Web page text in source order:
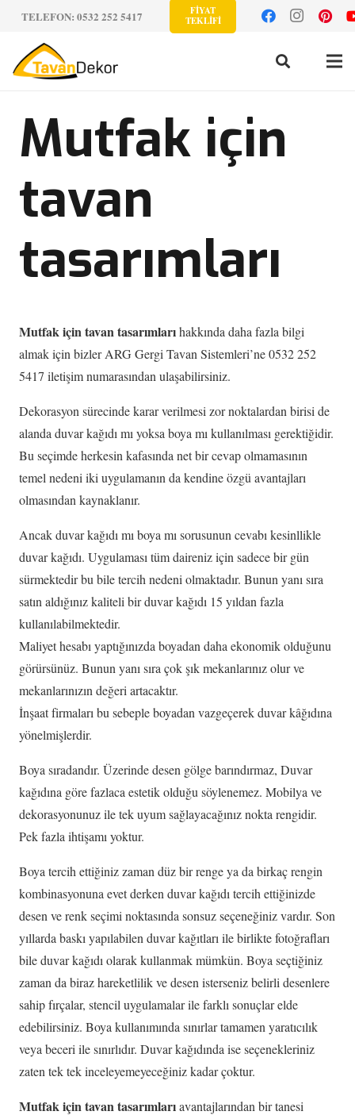
TELEFON: 0532 252 5417
FİYAT
TEKLİFİ
Mutfak için
tavan
tasarımları
Mutfak için tavan tasarımlarıhakkında daha fazla bilgi
almak için bizler ARG Gergi Tavan Sistemleri’ne 0532 252
5417 iletişim numarasından ulaşabilirsiniz.
Dekorasyon sürecinde karar verilmesi zor noktalardan birisi de
alanda duvar kağıdı mı yoksa boya mı kullanılması gerektiğidir.
Bu seçimde herkesin kafasında net bir cevap olmamasının
temel nedeni iki uygulamanın da kendine özgü avantajları
olmasından kaynaklanır.
Ancak duvar kağıdı mı boya mı sorusunun cevabı kesinllikle
duvar kağıdı. Uygulaması tüm daireniz için sadece bir gün
sürmektedir bu bile tercih nedeni olmaktadır. Bunun yanı sıra
satın aldığınız kaliteli bir duvar kağıdı 15 yıldan fazla
kullanılabilmektedir.
Maliyet hesabı yaptığınızda boyadan daha ekonomik olduğunu
görürsünüz. Bunun yanı sıra çok şık mekanlarınız olur ve
mekanlarınızın değeri artacaktır.
İnşaat firmaları bu sebeple boyadan vazgeçerek duvar kâğıdına
yönelmişlerdir.
Boya sıradandır. Üzerinde desen gölge barındırmaz, Duvar
kağıdına göre fazlaca estetik olduğu söylenemez. Mobilya ve
dekorasyonunuz ile tek uyum sağlayacağınız nokta rengidir.
Pek fazla ihtişamı yoktur.
Boya tercih ettiğiniz zaman düz bir renge ya da birkaç rengin
kombinasyonuna evet derken duvar kağıdı tercih ettiğinizde
desen ve renk seçimi noktasında sonsuz seçeneğiniz vardır. Son
yıllarda baskı yapılabilen duvar kağıtları ile birlikte fotoğrafları
bile duvar kağıdı olarak kullanmak mümkün. Boya seçtiğiniz
zaman da biraz hareketlilik ve desen isterseniz belirli desenlere
sahip fırçalar, stencil uygulamalar ile farklı sonuçlar elde
edebilirsiniz. Boya kullanımında sınırlar tamamen yaratıcılık
veya beceri ile sınırlıdır. Duvar kağıdında ise seçenekleriniz
zaten tek tek inceleyemeyeceğiniz kadar çoktur.
Mutfak için tavan tasarımlarıavantajlarından bir tanesi